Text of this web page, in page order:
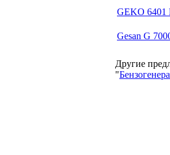
GEKO
Gesan G
Другие
"